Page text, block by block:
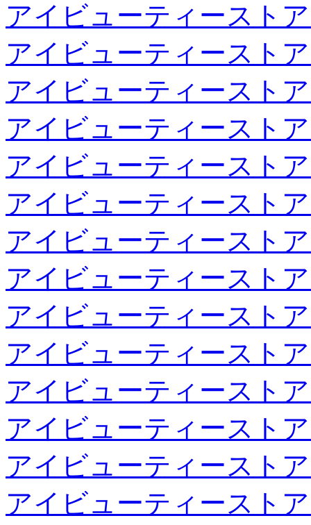
アイビューティースト
アイビューティースト
アイビューティースト
アイビューティースト
アイビューティースト
アイビューティースト
アイビューティースト
アイビューティースト
アイビューティースト
アイビューティースト
アイビューティースト
アイビューティースト
アイビューティースト
アイビューティースト